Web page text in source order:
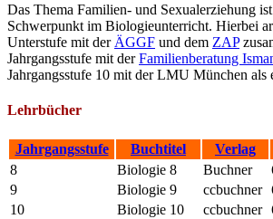
Das Thema Familien- und Sexualerziehung
Schwerpunkt im Biologieunterricht. Hierbei
Unterstufe mit der ÄGGF und dem ZAP
Jahrgangsstufe mit derFamilienberatung
Jahrgangsstufe 10 mit der LMU München als
Lehrbücher
Jahrgangsstufe Buchtitel Verlag
8
Biologie 8 Buchner
9
Biologie 9 ccbuchner
10
Biologie 10 ccbuchner